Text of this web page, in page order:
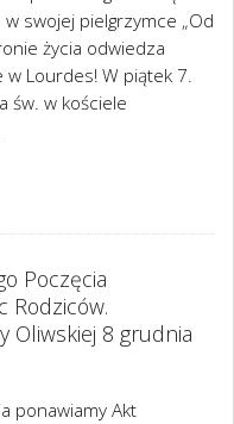
swojej pielgrzymce „Od
życia odwiedza
w Lourdes! W piątek 7.
św. w kościele
Poczęcia
Rodziców.
Oliwskiej 8 grudnia
ponawiamy Akt